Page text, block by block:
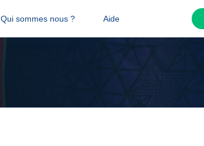
Qui sommes nous ? Aide